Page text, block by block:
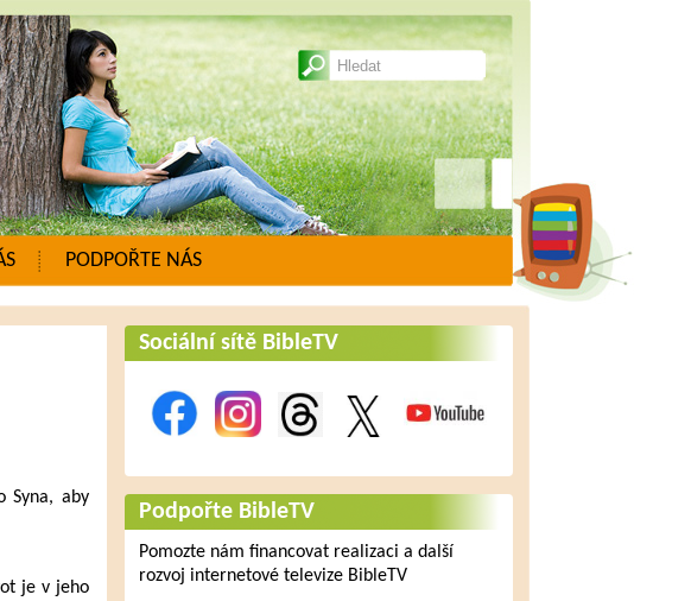
PODPOŘTE NÁS
Syna, aby
je v jeho
Sociální sítě BibleTV
Podpořte BibleTV
Pomozte nám financovat realizaci a další
rozvoj internetové televize BibleTV